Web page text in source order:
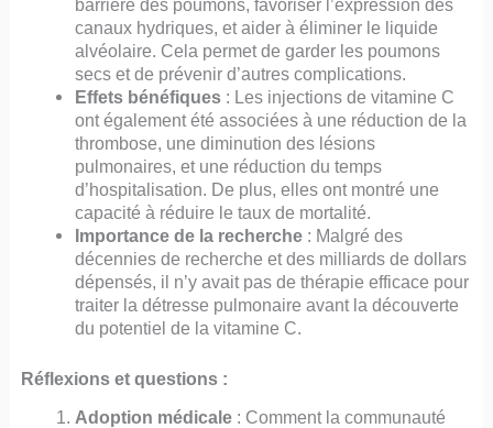
barrière des poumons, favoriser l’expression des
canaux hydriques, et aider à éliminer le liquide
alvéolaire. Cela permet de garder les poumons
secs et de prévenir d’autres complications.
Effets bénéfiques : Les injections de vitamine C
ont également été associées à une réduction de la
thrombose, une diminution des lésions
pulmonaires, et une réduction du temps
d’hospitalisation. De plus, elles ont montré une
capacité à réduire le taux de mortalité.
Importance de la recherche : Malgré des
décennies de recherche et des milliards de dollars
dépensés, il n’y avait pas de thérapie efficace pour
traiter la détresse pulmonaire avant la découverte
du potentiel de la vitamine C.
Réflexions et questions :
Adoption médicale : Comment la communauté